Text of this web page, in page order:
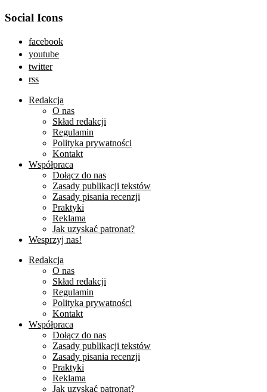
Social Icons
facebook
youtube
twitter
rss
Redakcja
O nas
Skład redakcji
Regulamin
Polityka prywatności
Kontakt
Współpraca
Dołącz do nas
Zasady publikacji tekstów
Zasady pisania recenzji
Praktyki
Reklama
Jak uzyskać patronat?
Wesprzyj nas!
Redakcja
O nas
Skład redakcji
Regulamin
Polityka prywatności
Kontakt
Współpraca
Dołącz do nas
Zasady publikacji tekstów
Zasady pisania recenzji
Praktyki
Reklama
Jak uzyskać patronat?